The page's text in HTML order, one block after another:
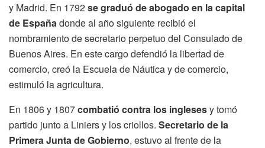
y Madrid. En 1792se graduó de abogado en la capital
de Españadonde al año siguiente recibió el
nombramiento de secretario perpetuo del Consulado de
Buenos Aires. En este cargo defendió la libertad de
comercio, creó la Escuela de Náutica y de comercio,
estimuló la agricultura.
En 1806 y 1807combatió contra los inglesesy tomó
partido junto a Liniers y los criollos. Secretario de la
Primera Junta de Gobierno, estuvo al frente de la